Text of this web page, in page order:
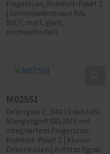
Fingerscan, Komfort-Paket 2
| Schokoladenbraun RAL
8017, matt, glatt,
hochwetterfest
M02551
Dekorglas E_D40 | Edelstahl-
Stangengriff S8130FS mit
integriertem Fingerscan,
Komfort-Paket 2 | Alunox-
Dekorleisten | Anthrazitgrau